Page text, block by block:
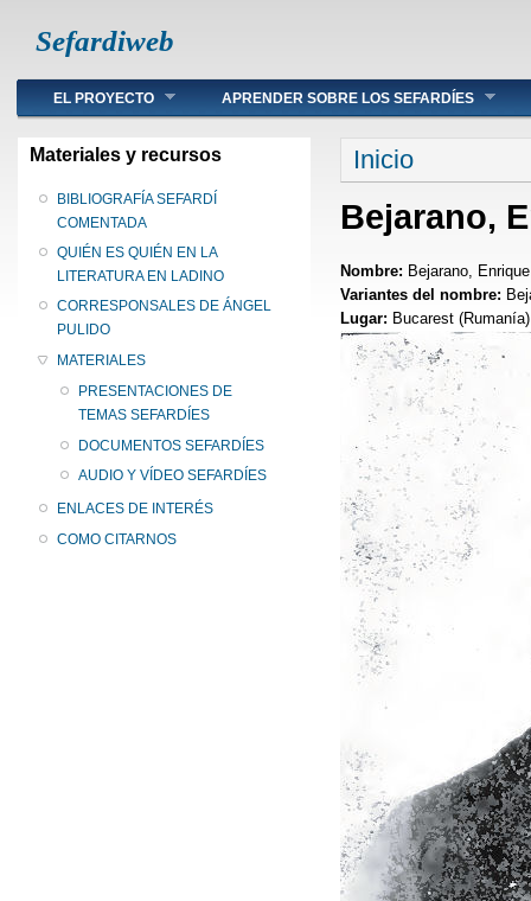
Sefardiweb
Main menu
EL PROYECTO APRENDER SOBRE LOS SEFARDÍES
Materiales y recursos
BIBLIOGRAFÍA SEFARDÍ
COMENTADA
QUIÉN ES QUIÉN EN LA
LITERATURA EN LADINO
CORRESPONSALES DE ÁNGEL
PULIDO
MATERIALES
PRESENTACIONES DE
TEMAS SEFARDÍES
DOCUMENTOS SEFARDÍES
AUDIO Y VÍDEO SEFARDÍES
ENLACES DE INTERÉS
COMO CITARNOS
Se encuentra
Inicio
Bejarano,
Nombre: Bejarano, Enrique
Variantes del nombre:
Lugar: Bucarest (Rumanía)